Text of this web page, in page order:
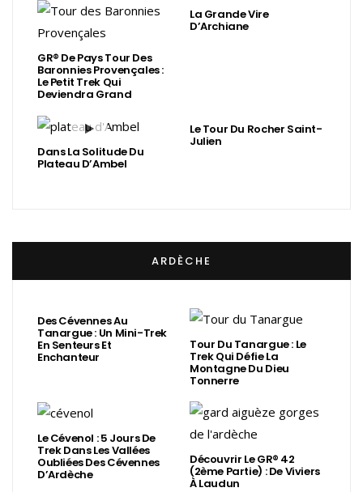
GR® De Pays Tour Des
Baronnies Provençales :
Le Petit Trek Qui
Deviendra Grand
La Grande Vire
D’Archiane
Dans La Solitude Du
Plateau D’Ambel
Le Tour Du Rocher Saint-
Julien
ARDÈCHE
Des Cévennes Au
Tanargue : Un Mini-Trek
En Senteurs Et
Enchanteur
Tour Du Tanargue : Le
Trek Qui Défie La
Montagne Du Dieu
Tonnerre
Le Cévenol : 5 Jours De
Trek Dans Les Vallées
Oubliées Des Cévennes
D’Ardèche
Découvrir Le GR® 42
(2ème Partie) : De Viviers
À Laudun